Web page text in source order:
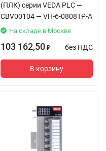
(ПЛК) серии VEDA PLC —
CBV00104 — VH-6-0808TP-A
На складе в Москве
103 162,50 ₽ без НДС
В корзину